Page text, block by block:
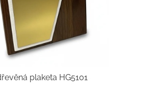
plaketa HG5101